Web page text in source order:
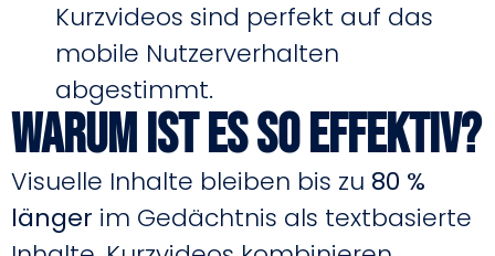
Kurzvideos sind perfekt auf das
mobile Nutzerverhalten
abgestimmt.
Warum ist es so effektiv?
Visuelle Inhalte bleiben bis zu 80 %
länger im Gedächtnis als textbasierte